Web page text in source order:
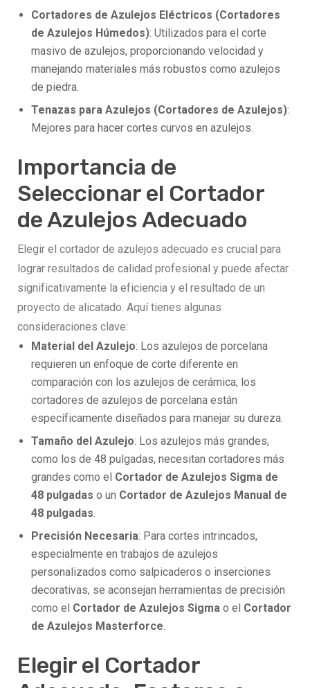
Cortadores de Azulejos Eléctricos (Cortadores
de Azulejos Húmedos): Utilizados para el corte
masivo de azulejos, proporcionando velocidad y
manejando materiales más robustos como azulejos
de piedra.
Tenazas para Azulejos (Cortadores de Azulejos):
Mejores para hacer cortes curvos en azulejos.
Importancia de
Seleccionar el Cortador
de Azulejos Adecuado
Elegir el cortador de azulejos adecuado es crucial para
lograr resultados de calidad profesional y puede afectar
significativamente la eficiencia y el resultado de un
proyecto de alicatado. Aquí tienes algunas
consideraciones clave:
Material del Azulejo: Los azulejos de porcelana
requieren un enfoque de corte diferente en
comparación con los azulejos de cerámica; los
cortadores de azulejos de porcelana están
específicamente diseñados para manejar su dureza.
Tamaño del Azulejo: Los azulejos más grandes,
como los de 48 pulgadas, necesitan cortadores más
grandes como el Cortador de Azulejos Sigma de
48 pulgadas o un Cortador de Azulejos Manual de
48 pulgadas.
Precisión Necesaria: Para cortes intrincados,
especialmente en trabajos de azulejos
personalizados como salpicaderos o inserciones
decorativas, se aconsejan herramientas de precisión
como el Cortador de Azulejos Sigma o el Cortador
de Azulejos Masterforce.
Elegir el Cortador